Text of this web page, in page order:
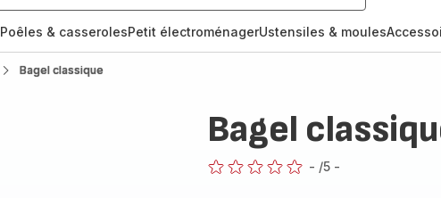
Poêles & casserolesPetit électroménagerUstensiles & moules
Bagel classique
Bagel
- /5 -